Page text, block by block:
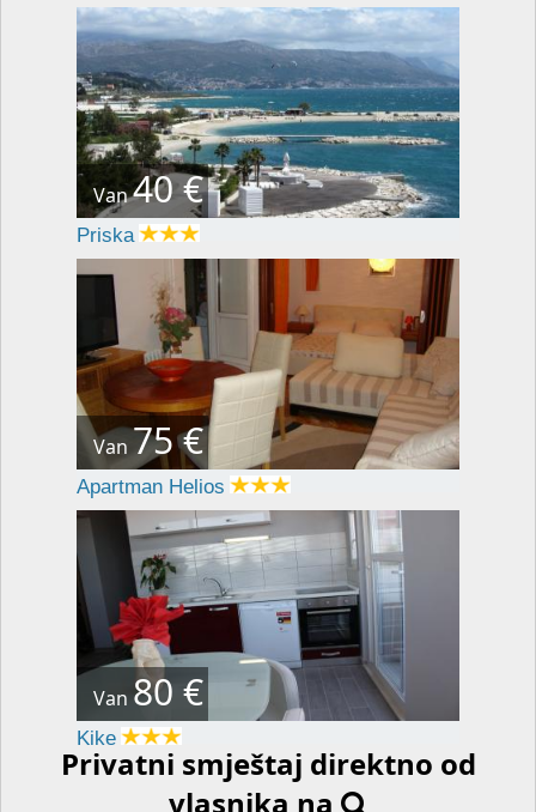
Van40 €
Priska
Van 75 €
Apartman Helios
Van 80 €
Kike
Privatni smještaj direktno od
vlasnika na